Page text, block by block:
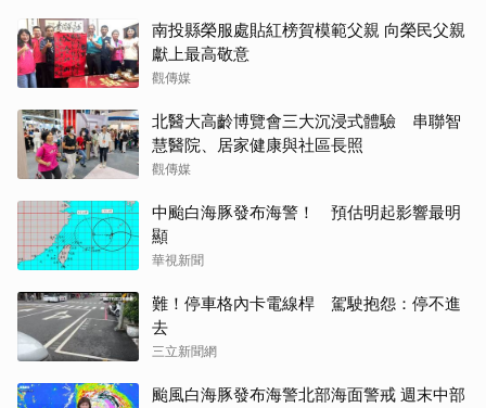
南投縣榮服處貼紅榜賀模範父親 向榮民父親
獻上最高敬意
觀傳媒
北醫大高齡博覽會三大沉浸式體驗 串聯智
慧醫院、居家健康與社區長照
觀傳媒
中颱白海豚發布海警！ 預估明起影響最明
顯
華視新聞
難！停車格內卡電線桿 駕駛抱怨：停不進
去
三立新聞網
颱風白海豚發布海警北部海面警戒 週末中部